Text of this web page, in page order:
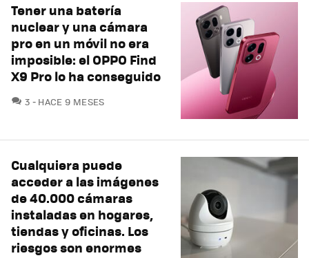
Tener una batería
nuclear y una cámara
pro en un móvil no era
imposible: el OPPO Find
X9 Pro lo ha conseguido
3 COMENTARIOS
HACE 9 MESES
Cualquiera puede
acceder a las imágenes
de 40.000 cámaras
instaladas en hogares,
tiendas y oficinas. Los
riesgos son enormes